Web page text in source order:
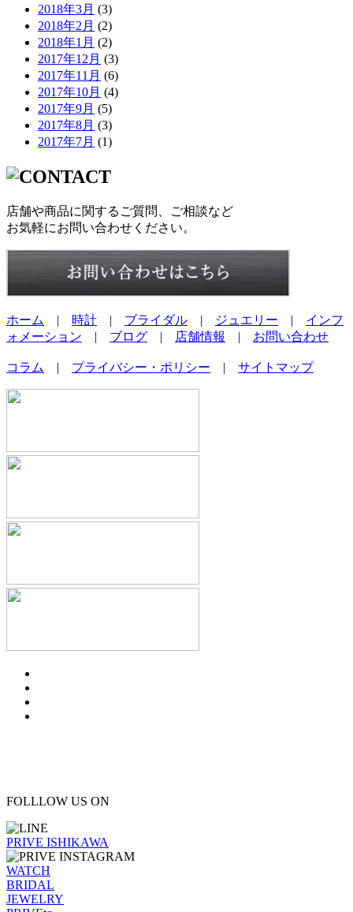
2018年3月 (3)
2018年2月 (2)
2018年1月 (2)
2017年12月 (3)
2017年11月 (6)
2017年10月 (4)
2017年9月 (5)
2017年8月 (3)
2017年7月 (1)
店舗や商品に関するご質問、ご相談など
お気軽にお問い合わせください。
ホーム | 時計 | ブライダル | ジュエリー | インフ
ォメーション | ブログ | 店舗情報 | お問い合わせ
コラム | プライバシー・ポリシー | サイトマップ
FOLLLOW US ON
PRIVE ISHIKAWA
WATCH
BRIDAL
JEWELRY